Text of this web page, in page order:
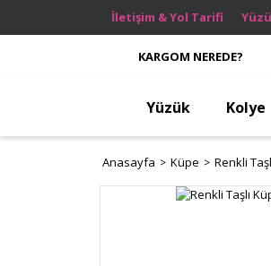
İletişim & Yol Tarifi
KARGOM NEREDE?
Yüzük Kolye
Anasayfa Küpe Renkli